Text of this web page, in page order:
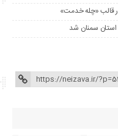
قالب «چله خدمت»
استان سمنان شد